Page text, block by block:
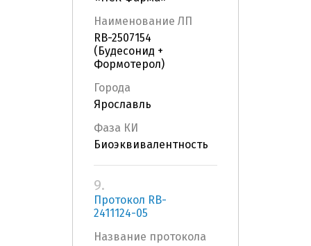
Наименование ЛП
RB-2507154
(Будесонид +
Формотерол)
Города
Ярославль
Фаза КИ
Биоэквивалентность
9.
Протокол RB-
2411124-05
Название протокола